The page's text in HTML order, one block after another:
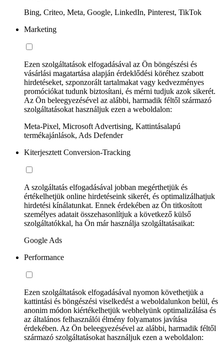
Bing, Criteo, Meta, Google, LinkedIn, Pinterest, TikTok
Marketing
Ezen szolgáltatások elfogadásával az Ön böngészési és
vásárlási magatartása alapján érdeklődési köréhez szabott
hirdetéseket, szponzorált tartalmakat vagy kedvezményes
promóciókat tudunk biztosítani, és mérni tudjuk azok sikerét.
Az Ön beleegyezésével az alábbi, harmadik féltől származó
szolgáltatásokat használjuk ezen a weboldalon:
Meta-Pixel, Microsoft Advertising, Kattintásalapú
termékajánlások, Ads Defender
Kiterjesztett Conversion-Tracking
A szolgáltatás elfogadásával jobban megérthetjük és
értékelhetjük online hirdetéseink sikerét, és optimalizálhatjuk
hirdetési kínálatunkat. Ennek érdekében az Ön titkosított
személyes adatait összehasonlítjuk a következő külső
szolgáltatókkal, ha Ön már használja szolgáltatásaikat:
Google Ads
Performance
Ezen szolgáltatások elfogadásával nyomon követhetjük a
kattintási és böngészési viselkedést a weboldalunkon belül, és
anonim módon kiértékelhetjük webhelyünk optimalizálása és
az általános felhasználói élmény folyamatos javítása
érdekében. Az Ön beleegyezésével az alábbi, harmadik féltől
származó szolgáltatásokat használjuk ezen a weboldalon: